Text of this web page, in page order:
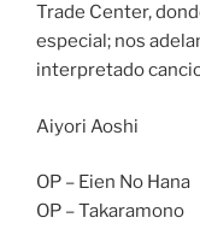
Trade Center,
especial; nos
interpretado
Aiyori Aoshi
OP – Eien No Hana
OP – Takaramono